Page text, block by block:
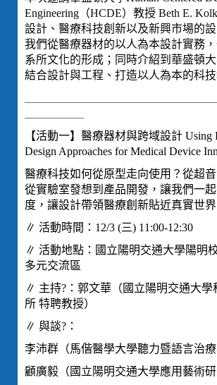
Engineering（HCDE）教授 Beth E.
設計、醫療科技創新以及新興市場的
我們從醫療器材的以人為本設計實務
系所文化的形成；同時介紹到華盛頓
結合設計與工程、打造以人為本的科技
【活動一】醫療器材與跨域設計 Using
Design Approaches for Medical Device
醫療科技如何從原型走向使用？從超音
從實驗室發想到產品開發，讓我們一
度，讓設計帶領醫療創新貼近真實世界
∥ 活動時間：12/3 (三) 11:00-12:30
∥ 活動地點：國立陽明交通大學陽明
多元交流區
∥ 主持?：郭文華（國立陽明交通大學
所 特聘教授）
∥ 與談?：
李沛群（馬偕醫學大學聽力暨語言治療
顧廣毅（國立陽明交通大學應用藝術研